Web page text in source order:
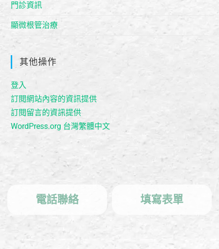
門診資訊
顯微根管治療
其他操作
登入
訂閱網站內容的資訊提供
訂閱留言的資訊提供
WordPress.org 台灣繁體中文
電話聯絡 填寫表單